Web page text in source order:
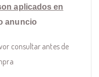
aplicados en
anuncio
consultar antes de